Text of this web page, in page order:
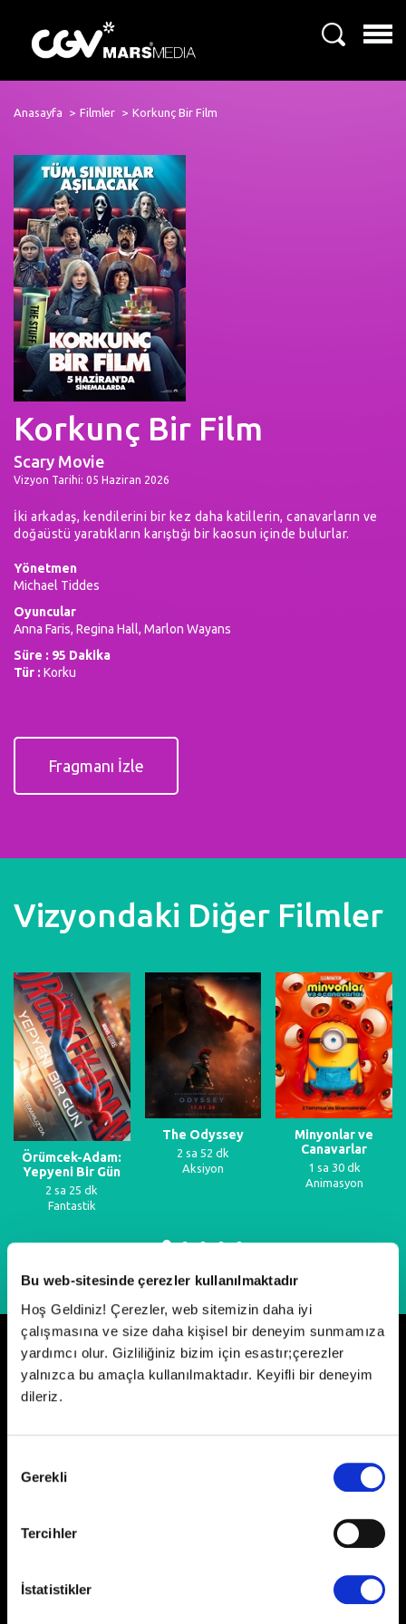
Bu web-sitesinde çerezler kullanılmaktadır
Hoş Geldiniz! Çerezler, web sitemizin daha iyi
çalışmasına ve size daha kişisel bir deneyim sunmamıza
yardımcı olur. Gizliliğiniz bizim için esastır;çerezler
yalnızca bu amaçla kullanılmaktadır. Keyifli bir deneyim
dileriz.
Seçimi
Gerekli
Tercihler
İstatistikler
Anasayfa Filmler Korkunç Bir Film
Korkunç Bir Film
Scary Movie
Vizyon Tarihi: 05 Haziran 2026
İki arkadaş, kendilerini bir kez daha katillerin, canavarların ve
doğaüstü yaratıkların karıştığı bir kaosun içinde bulurlar.
Yönetmen
Michael Tiddes
Oyuncular
Anna Faris, Regina Hall, Marlon Wayans
Süre : 95 Dakika
Tür : Korku
Fragmanı İzle
Vizyondaki Diğer Filmler
Örümcek-Adam:
Yepyeni Bir Gün
2 sa 25 dk
Fantastik
The Odyssey
2 sa 52 dk
Aksiyon
Minyonlar ve
Canavarlar
1 sa 30 dk
Animasyon
Neler Oluyor?
Paribucineverse Anatolium'da Rinso
ile Örgü Şenliği